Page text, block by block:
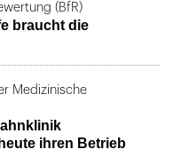
(BfR)
braucht die
Medizinische
ihren Betrieb